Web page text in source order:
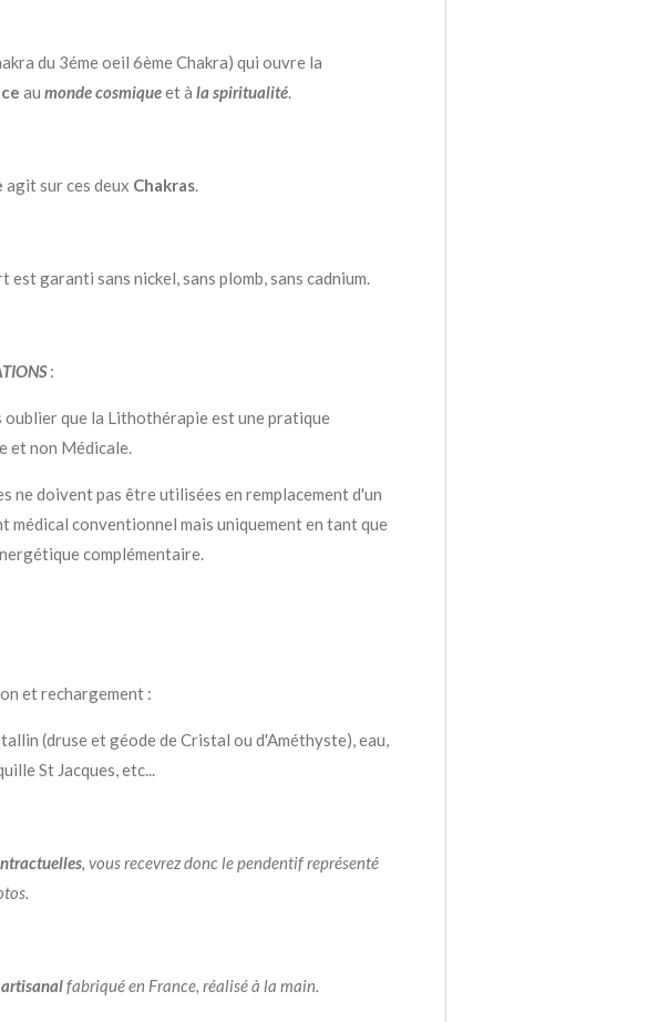
du 3éme oeil 6ème Chakra) qui ouvre la
au monde cosmiqueet à la spiritualité.
agit sur ces deux Chakras.
est garanti sans nickel, sans plomb, sans cadnium.
:
oublier que la Lithothérapie est une pratique
et non Médicale.
ne doivent pas être utilisées en remplacement d'un
médical conventionnel mais uniquement en tant que
complémentaire.
et rechargement :
(druse et géode de Cristal ou d'Améthyste), eau,
St Jacques, etc...
, vous recevrez donc le pendentif représenté
artisanalfabriqué en France, réalisé à la main.